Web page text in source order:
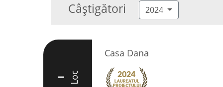
Câștigători 2024
I Loc
Casa Dana